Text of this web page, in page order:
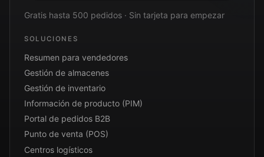
Gratis hasta 500 pedidos · Sin tarjeta para empezar
SOLUCIONES
Resumen para vendedores
Gestión de almacenes
Gestión de inventario
Información de producto (PIM)
Portal de pedidos B2B
Punto de venta (POS)
Centros logísticos